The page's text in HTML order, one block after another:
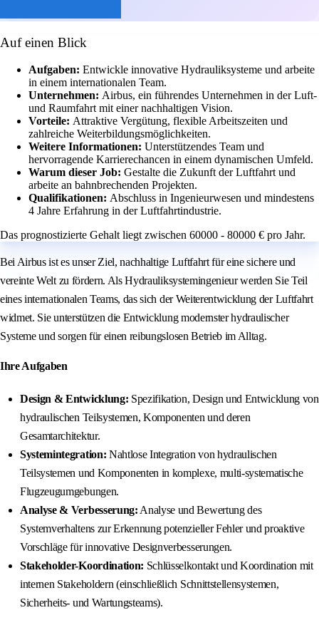
Auf einen Blick
Aufgaben: Entwickle innovative Hydrauliksysteme und arbeite
in einem internationalen Team.
Unternehmen: Airbus, ein führendes Unternehmen in der Luft-
und Raumfahrt mit einer nachhaltigen Vision.
Vorteile: Attraktive Vergütung, flexible Arbeitszeiten und
zahlreiche Weiterbildungsmöglichkeiten.
Weitere Informationen: Unterstützendes Team und
hervorragende Karrierechancen in einem dynamischen Umfeld.
Warum dieser Job: Gestalte die Zukunft der Luftfahrt und
arbeite an bahnbrechenden Projekten.
Qualifikationen: Abschluss in Ingenieurwesen und mindestens
4 Jahre Erfahrung in der Luftfahrtindustrie.
Das prognostizierte Gehalt liegt zwischen 60000 - 80000 € pro Jahr.
Bei Airbus ist es unser Ziel, nachhaltige Luftfahrt für eine sichere und
vereinte Welt zu fördern. Als Hydrauliksystemingenieur werden Sie Teil
eines internationalen Teams, das sich der Weiterentwicklung der Luftfahrt
widmet. Sie unterstützen die Entwicklung modernster hydraulischer
Systeme und sorgen für einen reibungslosen Betrieb im Alltag.
Ihre Aufgaben
Design & Entwicklung: Spezifikation, Design und Entwicklung von
hydraulischen Teilsystemen, Komponenten und deren
Gesamtarchitektur.
Systemintegration: Nahtlose Integration von hydraulischen
Teilsystemen und Komponenten in komplexe, multi-systematische
Flugzeugumgebungen.
Analyse & Verbesserung: Analyse und Bewertung des
Systemverhaltens zur Erkennung potenzieller Fehler und proaktive
Vorschläge für innovative Designverbesserungen.
Stakeholder-Koordination: Schlüsselkontakt und Koordination mit
internen Stakeholdern (einschließlich Schnittstellensystemen,
Sicherheits- und Wartungsteams).